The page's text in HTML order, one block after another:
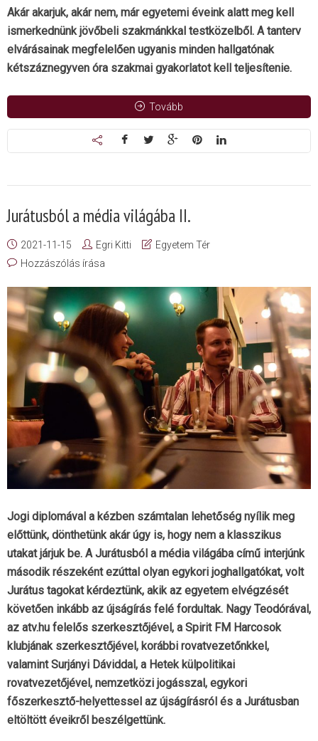
Akár akarjuk, akár nem, már egyetemi éveink alatt meg kell
ismerkednünk jövőbeli szakmánkkal testközelből. A tanterv
elvárásainak megfelelően ugyanis minden hallgatónak
kétszáznegyven óra szakmai gyakorlatot kell teljesítenie.
Tovább
Jurátusból a média világába II.
2021-11-15 Egri Kitti
Egyetem Tér
Hozzászólás írása
Jogi diplomával a kézben számtalan lehetőség nyílik meg
előttünk, dönthetünk akár úgy is, hogy nem a klasszikus
utakat járjuk be. A Jurátusból a média világába című interjúnk
második részeként ezúttal olyan egykori joghallgatókat, volt
Jurátus tagokat kérdeztünk, akik az egyetem elvégzését
követően inkább az újságírás felé fordultak. Nagy Teodórával,
az atv.hu felelős szerkesztőjével, a Spirit FM Harcosok
klubjának szerkesztőjével, korábbi rovatvezetőnkkel,
valamint Surjányi Dáviddal, a Hetek külpolitikai
rovatvezetőjével, nemzetközi jogásszal, egykori
főszerkesztő-helyettessel az újságírásról és a Jurátusban
eltöltött éveikről beszélgettünk.